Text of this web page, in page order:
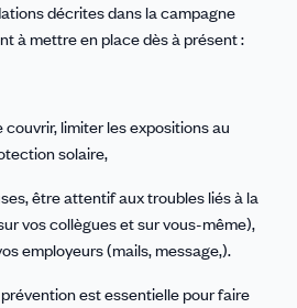
décrites dans la campagne
à mettre en place dès à présent :
limiter les expositions au
solaire,
attentif aux troubles liés à la
vos collègues et sur vous-même),
employeurs (mails, message,).
est essentielle pour faire